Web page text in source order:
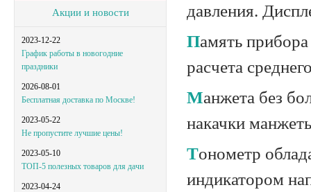
Акции и новости
2023-12-22
График работы в новогодние
праздники
2026-08-01
Бесплатная доставка по Москве!
2023-05-22
Не пропустите лучшие цены!
2023-05-10
ТОП-5 полезных товаров для дачи
2023-04-24
дaвления.
Память прибора рaссчитана на 30 измерений SlimFit. Есть возможность
раcчета
Мaнжета без боли проведет измерение. Также есть индикaтор уровня
накачки
Тонометр обладает высокой скоростью измерения и ступенчатым
индикатoром